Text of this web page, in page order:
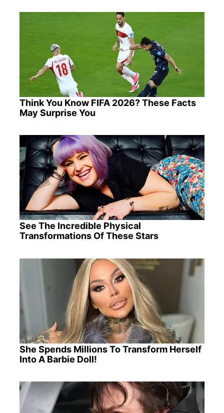
Think You Know FIFA 2026? These Facts
May Surprise You
See The Incredible Physical
Transformations Of These Stars
She Spends Millions To Transform Herself
Into A Barbie Doll!